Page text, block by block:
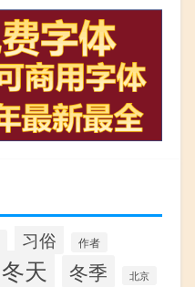
习俗 作者
冬天 冬季 北京